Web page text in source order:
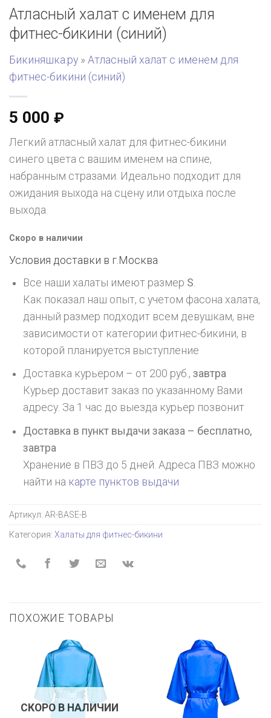
Атласный халат с именем для
фитнес-бикини (синий)
Бикиняшка.ру » Атласный халат с именем для
фитнес-бикини (синий)
5 000 ₽
Легкий атласный халат для фитнес-бикини
синего цвета с вашим именем на спине,
набранным стразами. Идеально подходит для
ожидания выхода на сцену или отдыха после
выхода.
Скоро в наличии
Условия доставки в г. Москва
Все наши халаты имеют размер S
Как показал наш опыт, с учетом фасона халата,
данный размер подходит всем девушкам, вне
зависимости от категории фитнес-бикини, в
которой планируется выступление
Доставка курьером – от 200 руб.,завтра
Курьер доставит заказ по указанному Вами
адресу. За 1 час до выезда курьер позвонит
Доставка в пункт выдачи заказа – бесплатно,
завтра
Хранение в ПВЗ до 5 дней. Адреса ПВЗ можно
найти на карте пунктов выдачи
Артикул: AR-BASE-B
Категория: Халаты для фитнес-бикини
ПОХОЖИЕ ТОВАРЫ
СКОРО В НАЛИЧИИ